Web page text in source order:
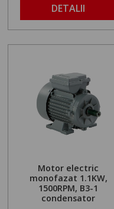
DETALII
Motor electric
monofazat 1.1KW,
1500RPM, B3-1
condensator